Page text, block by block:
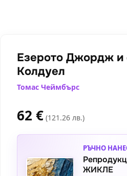
Езерото Джордж и
Колдуел
Томас Чеймбърс
62 € (121.26 лв.)
РЪЧНО
ЖИКЛЕ